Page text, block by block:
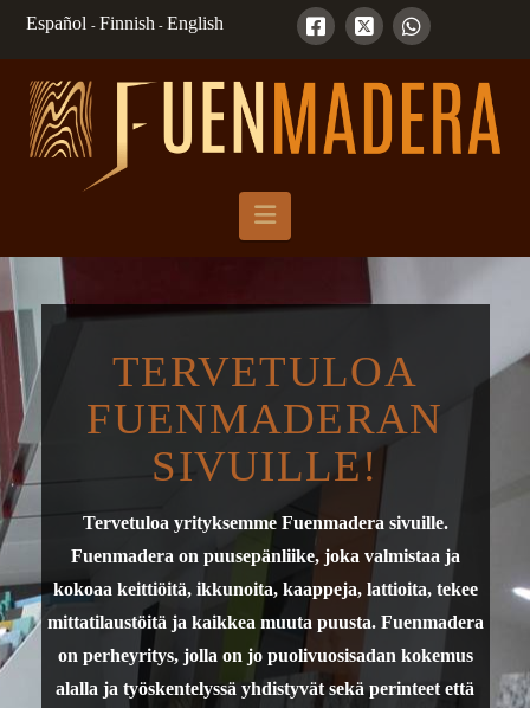
Español- Finnish - English
Navigation
TERVETULOA
FUENMADERAN
SIVUILLE!
Tervetuloa yrityksemme Fuenmadera sivuille.
Fuenmadera on puusepänliike, joka valmistaa ja
kokoaa keittiöitä, ikkunoita, kaappeja, lattioita, tekee
mittatilaustöitä ja kaikkea muuta puusta. Fuenmadera
on perheyritys, jolla on jo puolivuosisadan kokemus
alalla ja työskentelyssä yhdistyvät sekä perinteet että